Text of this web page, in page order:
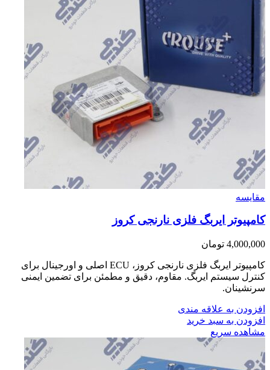
مقایسه
کامپیوتر ایربگ فلزی نارنجی کروز
4,000,000 تومان
کامپیوتر ایربگ فلزی نارنجی کروز، ECU اصلی و اورجینال برای
کنترل سیستم ایربگ. مقاوم، دقیق و مطمئن برای تضمین ایمنی
سرنشینان.
افزودن به علاقه مندی
افزودن به سبد خرید
مشاهده سریع